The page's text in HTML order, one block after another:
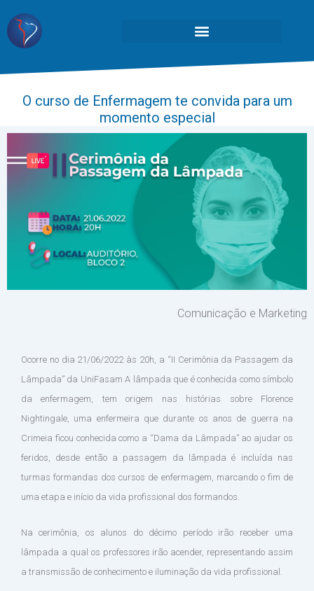
O curso de Enfermagem te convida para um
momento especial
Comunicação e Marketing
Ocorre no dia 21/06/2022 às 20h, a “II Cerimônia da Passagem da
Lâmpada” da UniFasam A lâmpada que é conhecida como símbolo
da enfermagem, tem origem nas histórias sobre Florence
Nightingale, uma enfermeira que durante os anos de guerra na
Crimeia ficou conhecida como a “Dama da Lâmpada” ao ajudar os
feridos, desde então a passagem da lâmpada é incluída nas
turmas formandas dos cursos de enfermagem, marcando o fim de
uma etapa e início da vida profissional dos formandos.
Na cerimônia, os alunos do décimo período irão receber uma
lâmpada a qual os professores irão acender, representando assim
a transmissão de conhecimento e iluminação da vida profissional.